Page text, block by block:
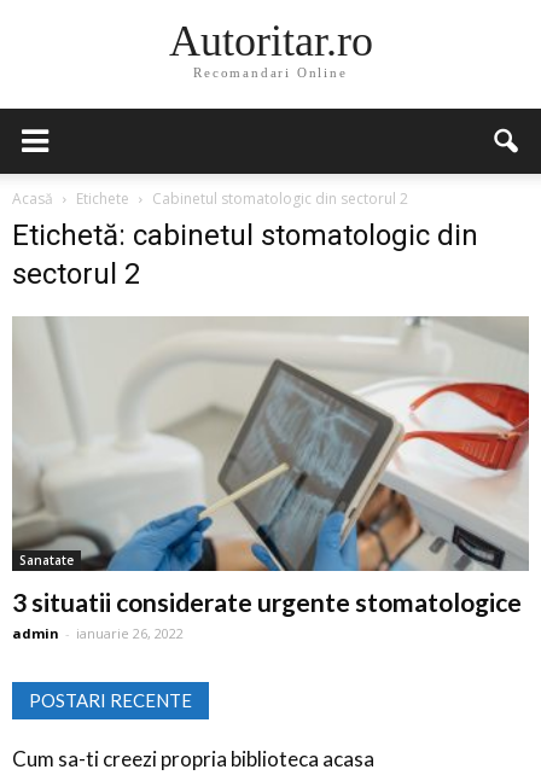
Autoritar.ro
Recomandari Online
Acasă Etichete Cabinetul stomatologic din sectorul 2
Etichetă: cabinetul stomatologic din
sectorul 2
Sanatate
3 situatii considerate urgente stomatologice
admin - ianuarie 26, 2022
POSTARI RECENTE
Cum sa-ti creezi propria biblioteca acasa